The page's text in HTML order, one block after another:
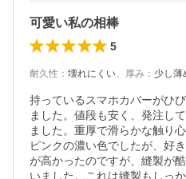
可愛い私の相棒
5
耐久性 ： 壊れにくい、 厚み ： 少し薄
持っているスマホカバーがひ
ました。値段も安く、発注し
ました。重厚で滑らかな触り
ピンクの濃い色でしたが、好
が高かったのですが、縫製が
いました。これは縫製もしっ